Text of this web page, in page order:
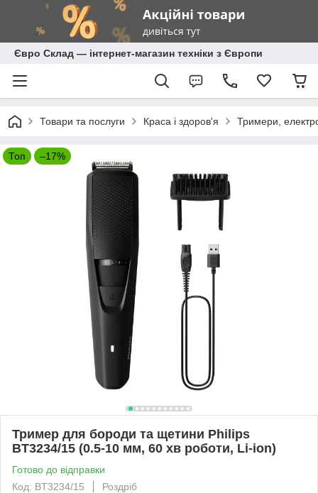
Євро Склад — інтернет-магазин техніки з Європи
Товари та послуги Краса і здоров'я Тримери,
Топ –17%
Тример для бороди та щетини Philips
BT3234/15 (0.5-10 мм, 60 хв роботи, Li-ion)
Готово до відправки
Код: BT3234/15
Роздріб